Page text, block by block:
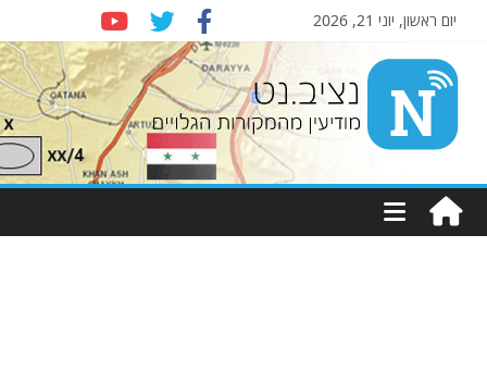
יום ראשון, יוני 21, 2026
Nziv.net
מודיעין
מהמקורות